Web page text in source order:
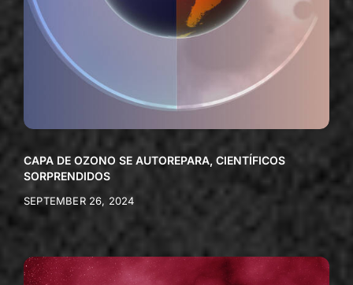
CAPA DE OZONO SE AUTOREPARA, CIENTÍFICOS
SORPRENDIDOS
SEPTEMBER 26, 2024